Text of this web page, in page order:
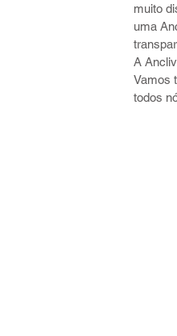
muito
uma
A
Vamos
todos